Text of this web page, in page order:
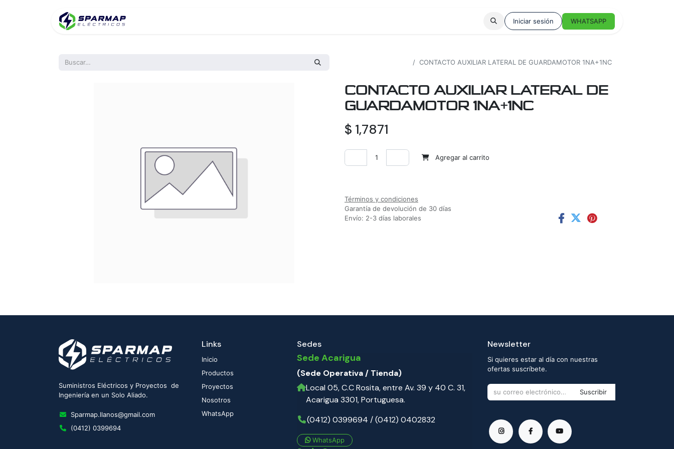
Iniciar sesión WHATSAPP
CONTACTO AUXILIAR LATERAL DE GUARDAMOTOR 1NA+1NC
CONTACTO AUXILIAR LATERAL DE
GUARDAMOTOR 1NA+1NC
$ 1,7871
Agregar al carrito
Términos y condiciones
Garantía de devolución de 30 días
Envío: 2-3 días laborales
Suministros Eléctricos y Proyectos de
Ingeniería en un Solo Aliado.
Sparmap.llanos@gmail.com
(0412) 0399694
Links
Inicio
Productos
Proyectos
Nosotros
WhatsApp
Sedes
Sede Acarigua
(Sede Operativa / Tienda)
Local 05, C.C Rosita, entre Av. 39 y 40 C. 31,
Acarigua 3301, Portuguesa.
(0412) 0399694 / (0412) 0402832
WhatsApp
Newsletter
Si quieres estar al día con nuestras
ofertas suscríbete.
Suscribir